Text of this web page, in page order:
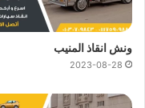
ونش انقاذ المنيب
2023-08-28